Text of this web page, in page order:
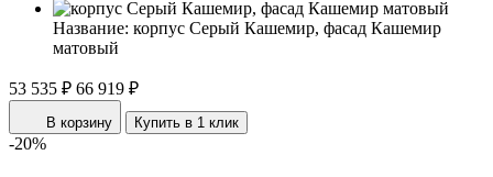
Название: корпус Серый Кашемир, фасад Кашемир
матовый
53 535 ₽ 66 919 ₽
В корзину Купить в 1 клик
-20%